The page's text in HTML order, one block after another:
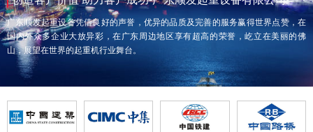
广东顺发起重设备凭借良好的声誉，优异的品质及完善的服务赢得世界点赞，在
国内外众多企业大放异彩，在广东周边地区享有超高的荣誉，屹立在美丽的佛
山，展望在世界的起重机行业舞台。